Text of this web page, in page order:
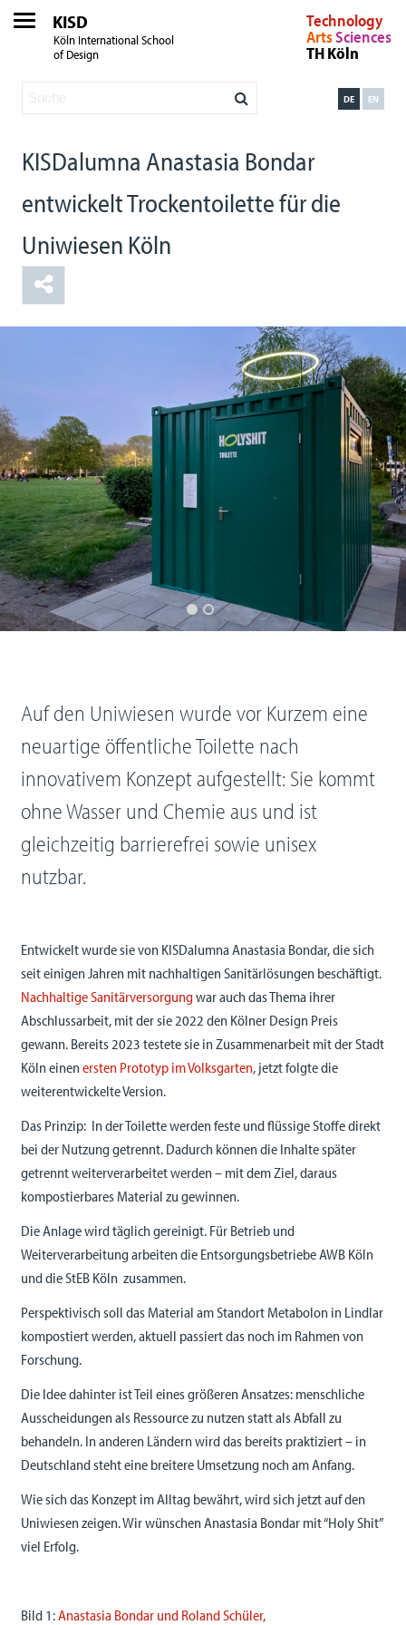
KISD
Köln International School
of Design
Technology
ArtsSciences
TH Köln
EN
DE
KISDalumna Anastasia Bondar
entwickelt Trockentoilette für die
Uniwiesen Köln
Auf den Uniwiesen wurde vor Kurzem eine
neuartige öffentliche Toilette nach
innovativem Konzept aufgestellt: Sie kommt
ohne Wasser und Chemie aus und ist
gleichzeitig barrierefrei sowie unisex
nutzbar.
Entwickelt wurde sie von KISDalumna Anastasia Bondar, die sich
seit einigen Jahren mit nachhaltigen Sanitärlösungen beschäftigt.
Nachhaltige Sanitärversorgungwar auch das Thema ihrer
Abschlussarbeit, mit der sie 2022 den Kölner Design Preis
gewann. Bereits 2023 testete sie in Zusammenarbeit mit der Stadt
Köln einenersten Prototyp im Volksgarten, jetzt folgte die
weiterentwickelte Version.
Das Prinzip: In der Toilette werden feste und flüssige Stoffe direkt
bei der Nutzung getrennt. Dadurch können die Inhalte später
getrennt weiterverarbeitet werden – mit dem Ziel, daraus
kompostierbares Material zu gewinnen.
Die Anlage wird täglich gereinigt. Für Betrieb und
Weiterverarbeitung arbeiten die Entsorgungsbetriebe AWB Köln
und die StEB Köln zusammen.
Perspektivisch soll das Material am Standort Metabolon in Lindlar
kompostiert werden, aktuell passiert das noch im Rahmen von
Forschung.
Die Idee dahinter ist Teil eines größeren Ansatzes: menschliche
Ausscheidungen als Ressource zu nutzen statt als Abfall zu
behandeln. In anderen Ländern wird das bereits praktiziert – in
Deutschland steht eine breitere Umsetzung noch am Anfang.
Wie sich das Konzept im Alltag bewährt, wird sich jetzt auf den
Uniwiesen zeigen. Wir wünschen Anastasia Bondar mit “Holy Shit”
viel Erfolg.
Bild 1:Anastasia Bondar und Roland Schüler,